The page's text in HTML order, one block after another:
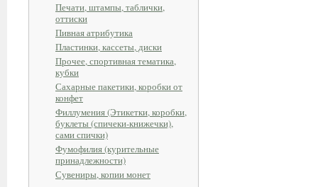
Печати, штампы, таблички,
оттиски
Пивная атрибутика
Пластинки, кассеты, диски
Прочее, спортивная тематика,
кубки
Сахарные пакетики, коробки от
конфет
Филлумения (Этикетки, коробки,
буклеты (спичеки-книжечки),
сами спички)
Фумофилия (курительные
принадлежности)
Сувениры, копии монет